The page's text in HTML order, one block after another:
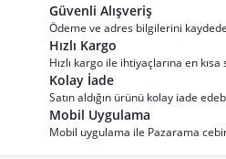
Güvenli Alışveriş
Ödeme ve adres bilgilerini
Hızlı Kargo
Hızlı kargo ile ihtiyaçlarına en
Kolay İade
Satın aldığın ürünü kolay iade
Mobil Uygulama
Mobil uygulama ile Pazarama